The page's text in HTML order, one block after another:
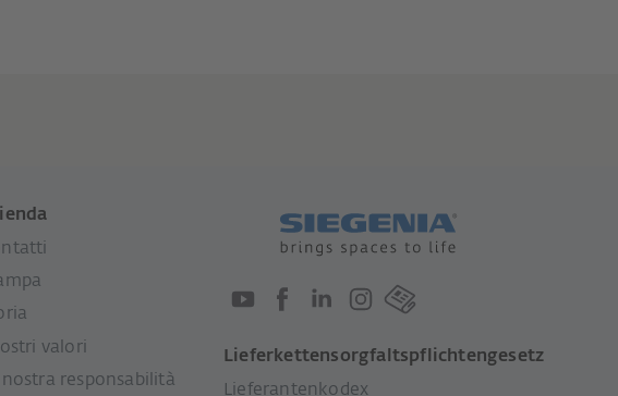
valori
nostra responsabilità
Lieferkettensorgfaltspflichtengesetz
Lieferantenkodex